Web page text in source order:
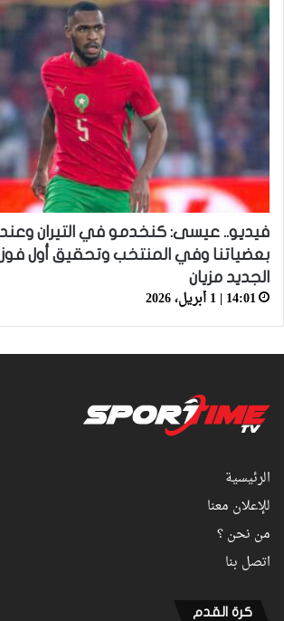
فيديو.. عيسى: كنخدمو في التيران
بعضياتنا وفي المنتخب وتحقيق أول
الجديد مزيان
14:01 | 1 أبريل، 2026
الرئيسية
للإعلان معنا
من نحن ؟
اتصل بنا
كرة القدم